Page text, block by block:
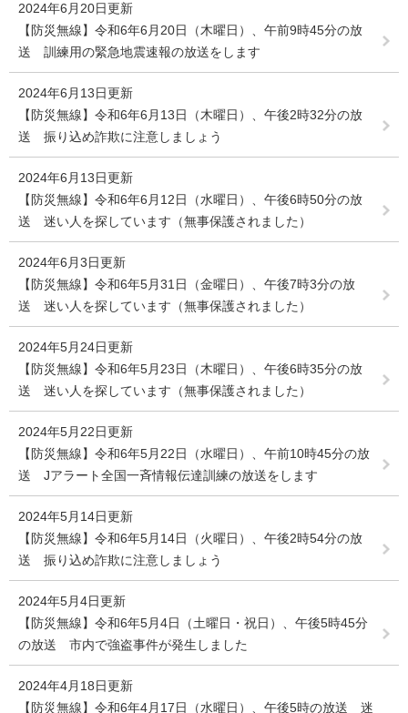
2024年6月20日更新
【防災無線】令和6年6月20日（木曜日）、午前9時45分の放
送 訓練用の緊急地震速報の放送をします
2024年6月13日更新
【防災無線】令和6年6月13日（木曜日）、午後2時32分の放
送 振り込め詐欺に注意しましょう
2024年6月13日更新
【防災無線】令和6年6月12日（水曜日）、午後6時50分の放
送 迷い人を探しています（無事保護されました）
2024年6月3日更新
【防災無線】令和6年5月31日（金曜日）、午後7時3分の放
送 迷い人を探しています（無事保護されました）
2024年5月24日更新
【防災無線】令和6年5月23日（木曜日）、午後6時35分の放
送 迷い人を探しています（無事保護されました）
2024年5月22日更新
【防災無線】令和6年5月22日（水曜日）、午前10時45分の放
送 Jアラート全国一斉情報伝達訓練の放送をします
2024年5月14日更新
【防災無線】令和6年5月14日（火曜日）、午後2時54分の放
送 振り込め詐欺に注意しましょう
2024年5月4日更新
【防災無線】令和6年5月4日（土曜日・祝日）、午後5時45分
の放送 市内で強盗事件が発生しました
2024年4月18日更新
【防災無線】令和6年4月17日（水曜日）、午後5時の放送 迷